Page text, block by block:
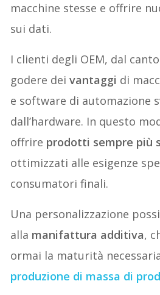
macchine stesse e offrire
sui dati.
I clienti degli OEM, dal
godere deivantaggi di
e software di automazione
dall’hardware. In questo
offrire prodotti sempre più
ottimizzati alle esigenze
consumatori finali.
Una personalizzazione
alla manifattura additiva,
ormai la maturità
produzione di massa di